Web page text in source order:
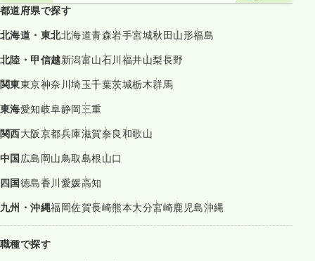
都道府県で探す
北海道・東北北海道青森岩手宮城秋田山形福島
北陸・甲信越新潟富山石川福井山梨長野
関東東京神奈川埼玉千葉茨城栃木群馬
東海愛知岐阜静岡三重
関西大阪京都兵庫滋賀奈良和歌山
中国広島岡山鳥取島根山口
四国徳島香川愛媛高知
九州・沖縄福岡佐賀長崎熊本大分宮崎鹿児島沖縄
職種で探す